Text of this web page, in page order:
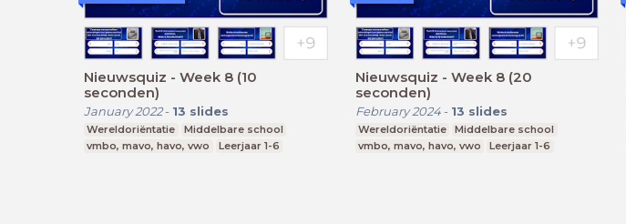
Nieuwsquiz - Week 8 (10
seconden)
January 2022- 13 slides
Wereldoriëntatie
Middelbare school
vmbo, mavo, havo, vwo
Leerjaar 1-6
Nieuwsquiz - Week 8 (20
seconden)
February 2024- 13 slides
Wereldoriëntatie
Middelbare school
vmbo, mavo, havo, vwo
Leerjaar 1-6